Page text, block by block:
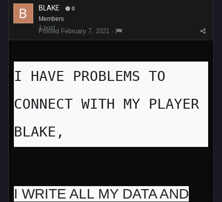
BLAKE 0
Members
1 post
Posted February 7, 2021 ·
I HAVE PROBLEMS TO
CONNECT WITH MY PLAYER
BLAKE,
I WRITE ALL MY DATA AND